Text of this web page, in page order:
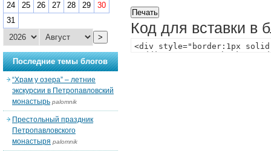
Код для вставки в
24
25 26 27 28 29
30
31
>
Последние темы блогов
“Храм у озера” – летние
экскурсии в Петропавловский
монастырь palomnik
Престольный праздник
Петропавловского
монастыря palomnik